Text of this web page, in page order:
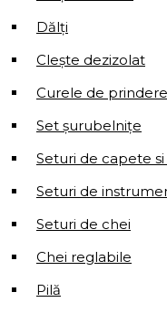
Dălți
Clește dezizolat
Curele de prindere
Set șurubelnițe
Seturi de capete
Seturi de
Seturi de chei
Chei reglabile
Pilă